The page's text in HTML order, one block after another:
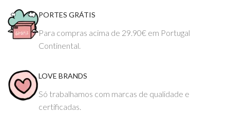
PORTES GRÁTIS
Para compras acima de 29.90€ em Portugal
Continental.
LOVE BRANDS
Só trabalhamos com marcas de qualidade e
certificadas.